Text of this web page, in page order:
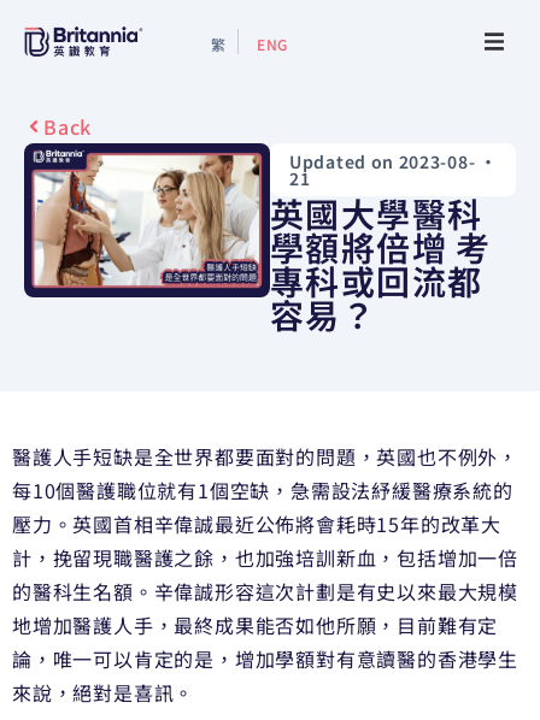
繁 ENG
Events
Study Guide
Study Info
Contact Us
Back
Updated on 2023-08-
21
•
英國大學醫科
學額將倍增 考
專科或回流都
容易？
醫護人手短缺是全世界都要面對的問題，英國也不例外，
每10個醫護職位就有1個空缺，急需設法紓緩醫療系統的
壓力。英國首相辛偉誠最近公佈將會耗時15年的改革大
計，挽留現職醫護之餘，也加強培訓新血，包括增加一倍
的醫科生名額。辛偉誠形容這次計劃是有史以來最大規模
地增加醫護人手，最終成果能否如他所願，目前難有定
論，唯一可以肯定的是，增加學額對有意讀醫的香港學生
來說，絕對是喜訊。